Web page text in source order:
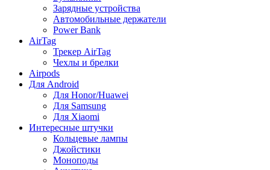
Зарядные устройства
Автомобильные держатели
Power Bank
AirTag
Трекер AirTag
Чехлы и брелки
Airpods
Для Android
Для Honor/Huawei
Для Samsung
Для Xiaomi
Интересные штучки
Кольцевые лампы
Джойстики
Моноподы